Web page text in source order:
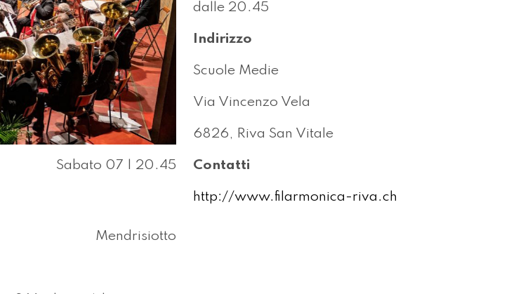
Sabato 07 | 20.45
Mendrisiotto
dalle 20.45
Indirizzo
Scuole Medie
Via Vincenzo Vela
6826, Riva San Vitale
Contatti
http://www.filarmonica-riva.ch